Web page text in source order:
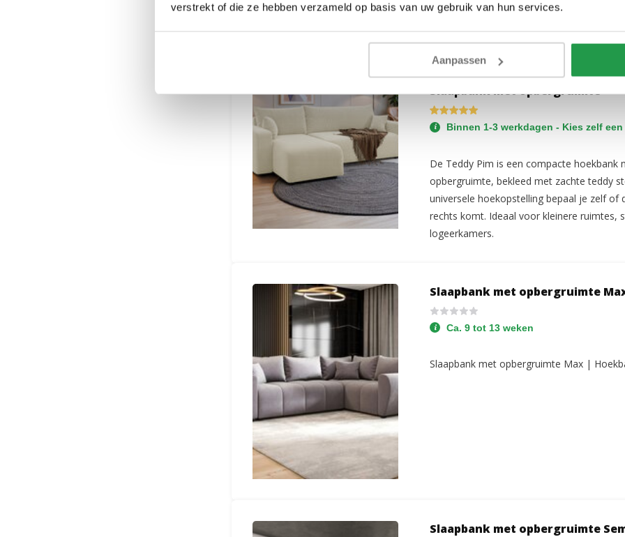
verstrekt of die ze hebben verzameld op basis van uw gebruik van hun services.
Aanpassen
Teddy stof
Hoekbank Teddy stof Pim -
Slaapbank met opbergruimte
Binnen 1-3 werkdagen - Kies zelf een
De Teddy Pim is een compacte hoekbank
opbergruimte, bekleed met zachte teddy
universele hoekopstelling bepaal je zelf of
rechts komt. Ideaal voor kleinere ruimtes,
logeerkamers.
Slaapbank met opbergruimte
Ca. 9 tot 13 weken
Slaapbank met opbergruimte Max |
Slaapbank met opbergruimte